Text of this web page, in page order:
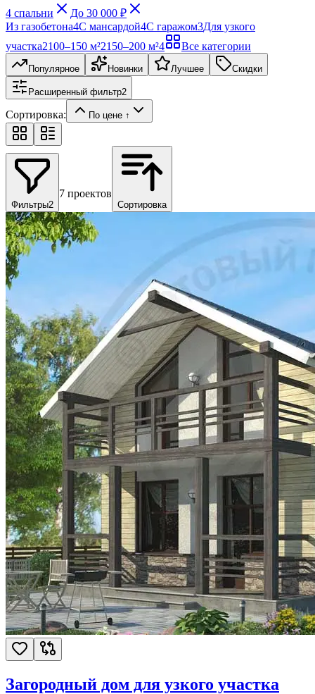
4 спальни
До 30 000 ₽
Из газобетона4С мансардой4С гаражом3Для узкого
участка2100–150 м²2150–200 м²4 Все категории
Популярное Новинки Лучшее Скидки
Расширенный фильтр2
Сортировка: По цене ↑
Фильтры2
7 проектов
Сортировка
Загородный дом для узкого участка